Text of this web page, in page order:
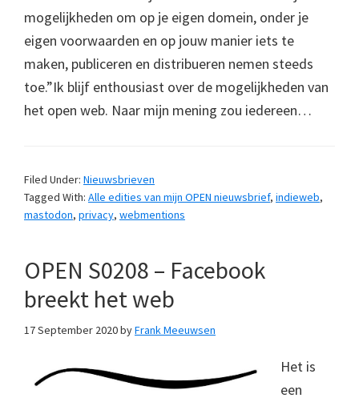
mogelijkheden om op je eigen domein, onder je
eigen voorwaarden en op jouw manier iets te
maken, publiceren en distribueren nemen steeds
toe.”Ik blijf enthousiast over de mogelijkheden van
het open web. Naar mijn mening zou iedereen…
Filed Under: Nieuwsbrieven
Tagged With: Alle edities van mijn OPEN nieuwsbrief, indieweb,
mastodon, privacy, webmentions
OPEN S0208 – Facebook
breekt het web
17 September 2020byFrank Meeuwsen
Het is
een